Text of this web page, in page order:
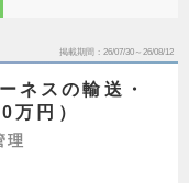
掲載期間 26/07/30～26/08/12
ネスの輸送・
万円）
理